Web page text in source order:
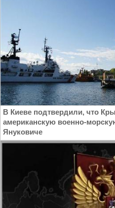
В Киеве подтвердили, что
американскую военно-
Януковиче